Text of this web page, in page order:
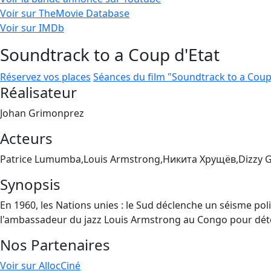
Voir sur TheMovie Database
Voir sur IMDb
Soundtrack to a Coup d'Etat
Réservez vos places Séances du film "Soundtrack to a
Réalisateur
Johan Grimonprez
Acteurs
Patrice Lumumba,Louis Armstrong,Никита Хрущёв,Dizzy
Synopsis
En 1960, les Nations unies : le Sud déclenche un séisme
l'ambassadeur du jazz Louis Armstrong au Congo pour
Nos Partenaires
Voir sur AllocCiné